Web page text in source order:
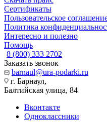
Сертификаты
Пользовательское
Политика
Интересно и полезно
Помощь
8 (800) 333 2702
Заказать звонок
barnaul@ura-podarki.ru
г. Барнаул,
Балтийская улица, 84
Вконтакте
Одноклассники